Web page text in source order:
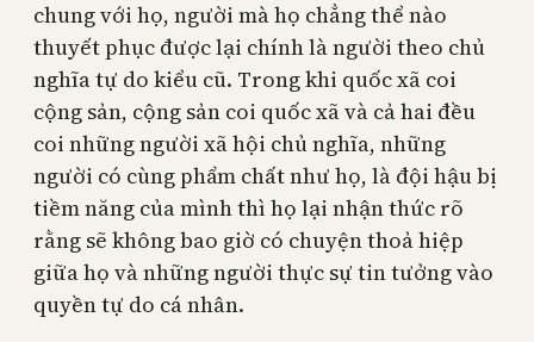
chung với họ, người mà họ chẳng thể nào
thuyết phục được lại chính là người theo chủ
nghĩa tự do kiểu cũ. Trong khi quốc xã coi
cộng sản, cộng sản coi quốc xã và cả hai đều
coi những người xã hội chủ nghĩa, những
người có cùng phẩm chất như họ, là đội hậu bị
tiềm năng của mình thì họ lại nhận thức rõ
rằng sẽ không bao giờ có chuyện thoả hiệp
giữa họ và những người thực sự tin tưởng vào
quyền tự do cá nhân.